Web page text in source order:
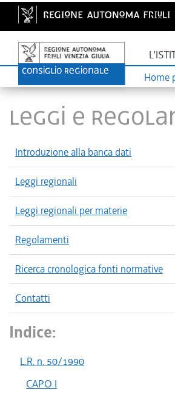
Home
LEGGI E
Introduzione alla banca dati
Leggi regionali
Leggi regionali per materie
Regolamenti
Ricerca cronologica fonti normative
Contatti
Indice:
L.R. n. 50/1990
CAPO I